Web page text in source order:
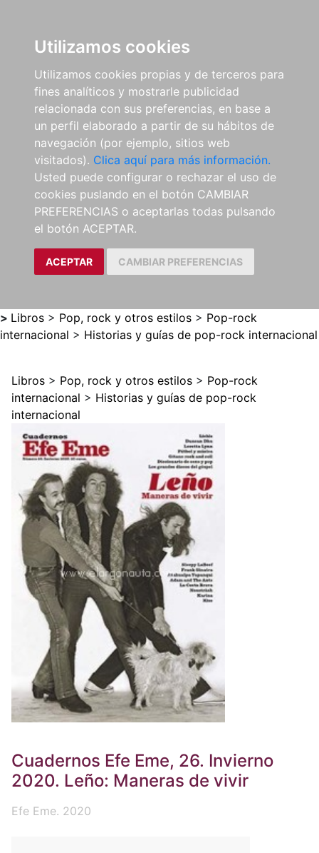
Utilizamos cookies
Utilizamos cookies propias y de terceros para
fines analíticos y mostrarle publicidad
relacionada con sus preferencias, en base a
un perfil elaborado a partir de su hábitos de
navegación (por ejemplo, sitios web
visitados). Clica aquí para más información.
Usted puede configurar o rechazar el uso de
cookies puslando en el botón CAMBIAR
PREFERENCIAS o aceptarlas todas pulsando
el botón ACEPTAR.
ACEPTAR CAMBIAR PREFERENCIAS
> Libros > Pop, rock y otros estilos > Pop-rock
internacional > Historias y guías de pop-rock internacional
Libros > Pop, rock y otros estilos > Pop-rock
internacional > Historias y guías de pop-rock
internacional
Cuadernos Efe Eme, 26. Invierno
2020. Leño: Maneras de vivir
Efe Eme. 2020